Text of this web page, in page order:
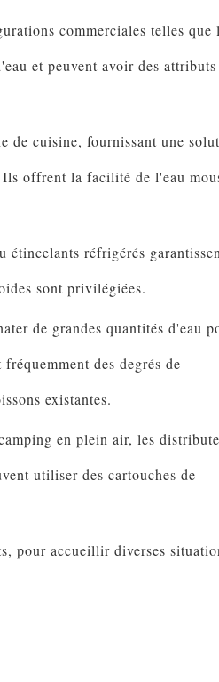
commerciales telles que
et peuvent avoir des attributs
de cuisine, fournissant une
offrent la facilité de l'eau
étincelants réfrigérés
sont privilégiées.
de grandes quantités d'eau
des degrés de
existantes.
en plein air, les
utiliser des cartouches de
pour accueillir diverses